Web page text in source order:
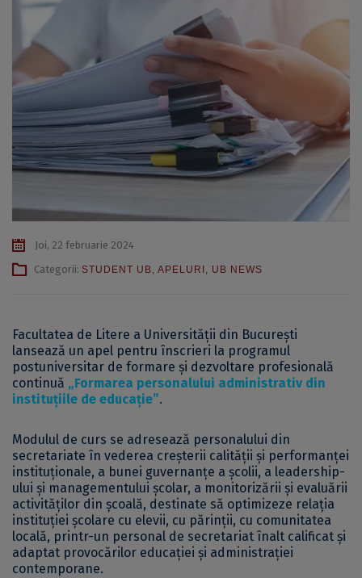
Joi, 22 februarie 2024
Categorii: STUDENT UB, APELURI , UB NEWS
Facultatea de Litere a Universității din București
lansează un apel pentru înscrieri la programul
postuniversitar de formare și dezvoltare profesională
continuă „Formarea personalului administrativ din
instituțiile de educație”.
Modulul de curs se adresează personalului din
secretariate în vederea creșterii calității și performanței
instituționale, a bunei guvernanțe a școlii, a leadership-
ului și managementului școlar, a monitorizării și evaluării
activităților din școală, destinate să optimizeze relația
instituției școlare cu elevii, cu părinții, cu comunitatea
locală, printr-un personal de secretariat înalt calificat și
adaptat provocărilor educației și administrației
contemporane.